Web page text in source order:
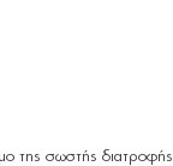
της σωστής διατροφής